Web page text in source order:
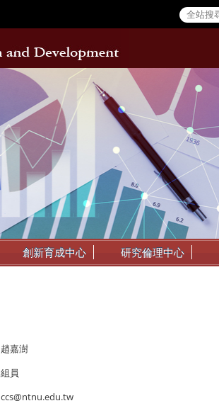
創新育成中心 研究倫理中心
趙嘉澍
組員
ccs@ntnu.edu.tw